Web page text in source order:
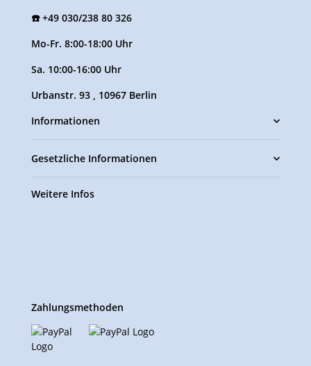
☎️ +49 030/238 80 326
Mo-Fr. 8:00-18:00 Uhr
Sa. 10:00-16:00 Uhr
Urbanstr. 93 , 10967 Berlin
Informationen
Gesetzliche Informationen
Weitere Infos
Zahlungsmethoden